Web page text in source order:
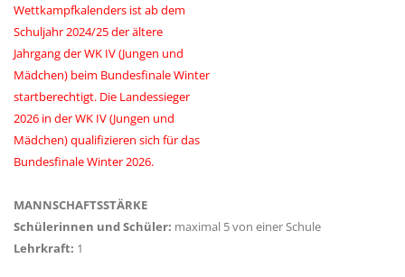
Wettkampfkalenders ist ab dem
Schuljahr 2024/25 der ältere
Jahrgang der WK IV (Jungen und
Mädchen) beim Bundesfinale Winter
startberechtigt. Die Landessieger
2026 in der WK IV (Jungen und
Mädchen) qualifizieren sich für das
Bundesfinale Winter 2026.
MANNSCHAFTSSTÄRKE
Schülerinnen und Schüler: maximal 5 von einer Schule
Lehrkraft: 1